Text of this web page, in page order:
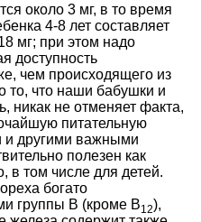
около 3 мг, в то время
4-8 лет составляет
мг; при этом надо
доступность
чем происходящего из
то, что наши бабушки и
никак не отменяет факта,
питательную
и другими важными
полезен как
в том числе для детей.
богато
группы В (кроме В12),